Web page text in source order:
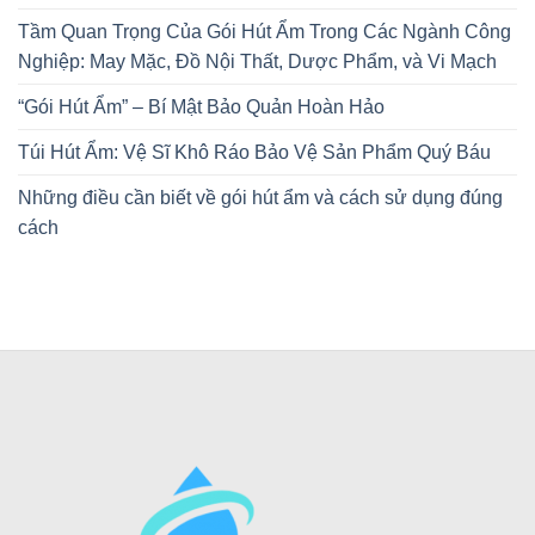
Tầm Quan Trọng Của Gói Hút Ẩm Trong Các Ngành Công
Nghiệp: May Mặc, Đồ Nội Thất, Dược Phẩm, và Vi Mạch
“Gói Hút Ẩm” – Bí Mật Bảo Quản Hoàn Hảo
Túi Hút Ẩm: Vệ Sĩ Khô Ráo Bảo Vệ Sản Phẩm Quý Báu
Những điều cần biết về gói hút ẩm và cách sử dụng đúng
cách